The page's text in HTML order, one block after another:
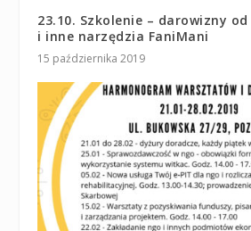
23.10. Szkolenie – darowizny
i inne narzędzia FaniMani
15 października 2019